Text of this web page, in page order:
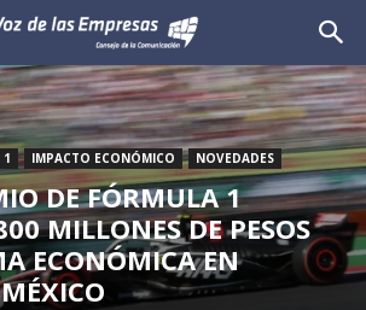
1 IMPACTO ECONÓMICO NOVEDADES
DE FÓRMULA 1
MILLONES DE PESOS
ECONÓMICA EN